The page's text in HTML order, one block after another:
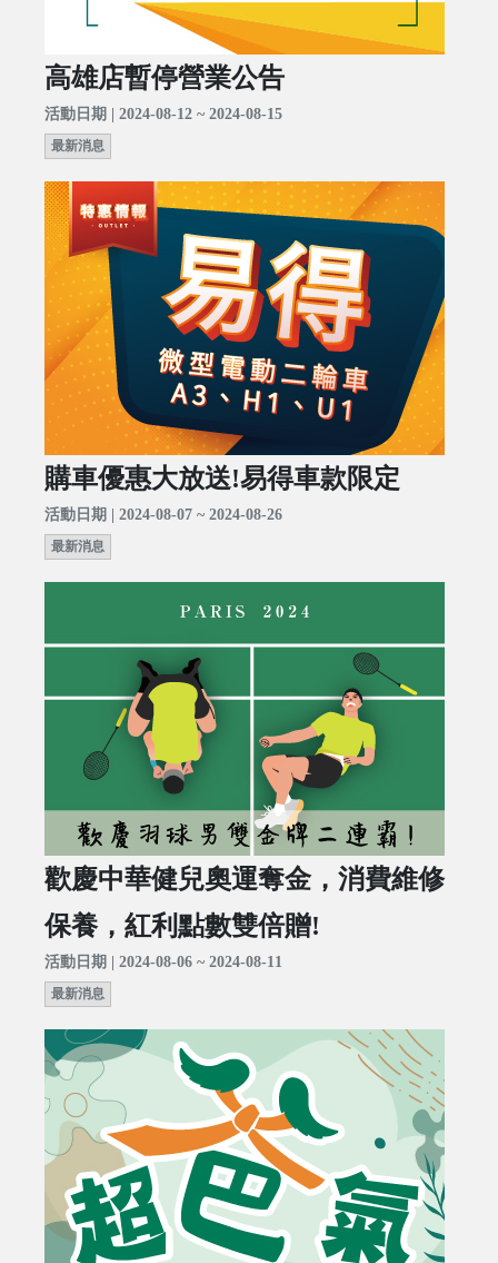
高雄店暫停營業公告
活動日期 | 2024-08-12 ~ 2024-08-15
最新消息
購車優惠大放送!易得車款限定
活動日期 | 2024-08-07 ~ 2024-08-26
最新消息
歡慶中華健兒奧運奪金，消費維修
保養，紅利點數雙倍贈!
活動日期 | 2024-08-06 ~ 2024-08-11
最新消息